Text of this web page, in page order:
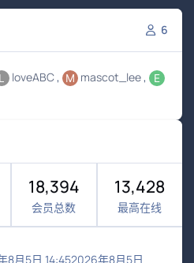
6
loveABC
mascot_lee
18,394
会员总数
13,428
最高在线
8月5日 14:452026年8月5日